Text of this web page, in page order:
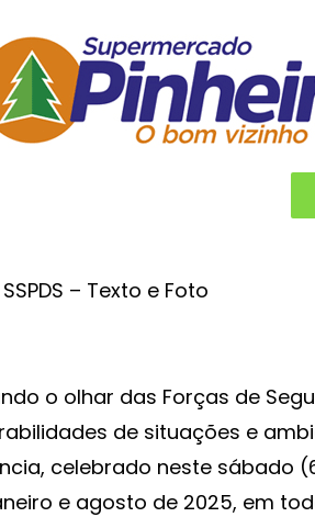
– Texto e Foto
o olhar das Forças de
de situações e
celebrado neste sábado
e agosto de 2025, em